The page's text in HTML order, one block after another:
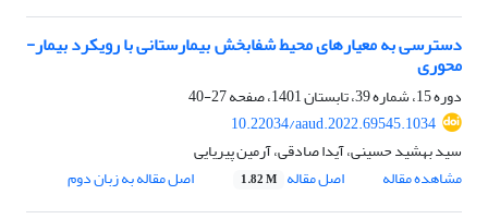
دسترسی به معیار‌های محیط شفابخش بیمارستانی با رویکرد بیمار-
محوری
دوره 15، شماره 39، تابستان 1401، صفحه
27-40
10.22034/aaud.2022.69545.1034
سید بهشید حسینی، آیدا صادقی، آرمین پیریایی
مشاهده مقاله
اصل مقاله 1.82 M اصل مقاله به زبان دوم